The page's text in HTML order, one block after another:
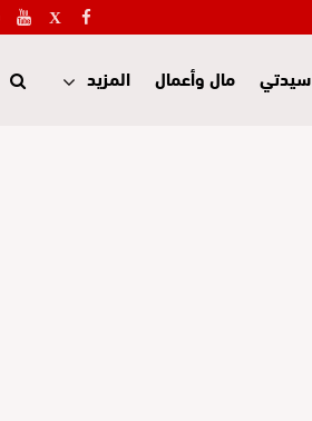
سيدتي مال وأعمال المزيد